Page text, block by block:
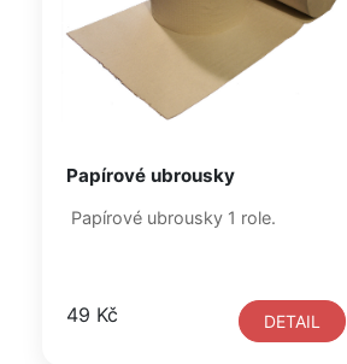
Papírové ubrousky
Papírové ubrousky 1 role.
49 Kč DETAIL